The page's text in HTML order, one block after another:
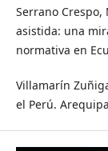
Serrano Crespo,
asistida: una
normativa en
Villamarín
el Perú.